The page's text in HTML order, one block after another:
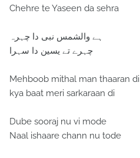
Chehre te Yaseen da sehra
ہے والشمس نبی دا چہرہ
چہرے تے یسین دا سہرا
Mehboob mithal man thaaran di
kya baat meri sarkaraan di
Dube sooraj nu vi mode
Naal ishaare chann nu tode